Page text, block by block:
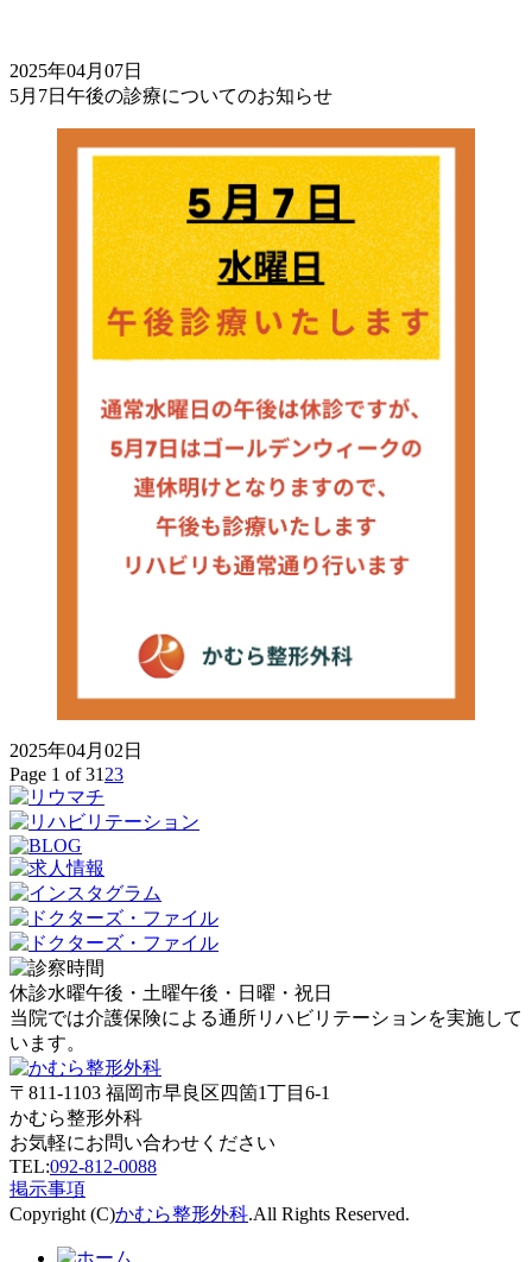
2025年04月07日
5月7日午後の診療についてのお知らせ
2025年04月02日
Page 1 of 31 23
休診水曜午後・土曜午後・日曜・祝日
当院では介護保険による通所リハビリテーションを実施して
います。
〒811-1103 福岡市早良区四箇1丁目6-1
かむら整形外科
お気軽にお問い合わせください
TEL:092-812-0088
掲示事項
Copyright (C)かむら整形外科.All Rights Reserved.